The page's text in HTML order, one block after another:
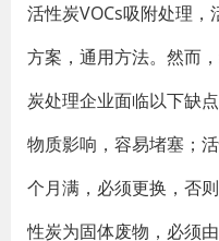
活性炭VOCs吸附处理
方案，通用方法。然而
炭处理企业面临以下缺
物质影响，容易堵塞；
个月满，必须更换，否
性炭为固体废物，必须